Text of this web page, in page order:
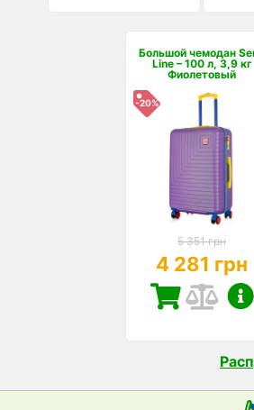
Большой чемодан
Line – 100 л, 3,9 кг
Фиолетовый
-20%
5 351 грн
4 281 грн